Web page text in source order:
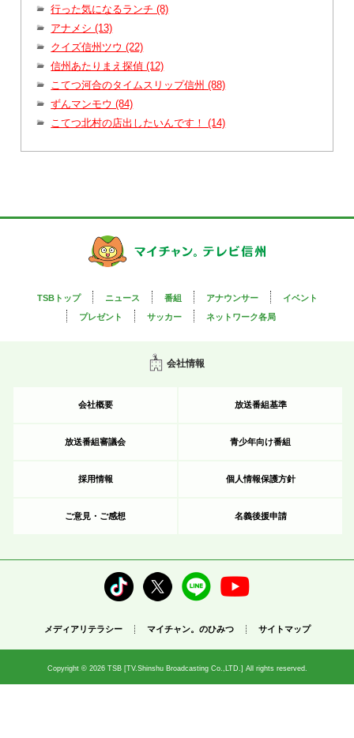
行った気になるランチ (8)
アナメシ (13)
クイズ信州ツウ (22)
信州あたりまえ探偵 (12)
こてつ河合のタイムスリップ信州 (88)
ずんマンモウ (84)
こてつ北村の店出したいんです！ (14)
TSBトップ ニュース 番組 アナウンサー
イベント
プレゼント
サッカー ネットワーク各局
会社情報
会社概要 放送番組基準
放送番組審議会 青少年向け番組
採用情報 個人情報保護方針
ご意見・ご感想 名義後援申請
メディアリテラシー マイチャン。のひみつ サイトマップ
Copyright © 2026 TSB [TV.Shinshu Broadcasting Co.,LTD.] All rights reserved.